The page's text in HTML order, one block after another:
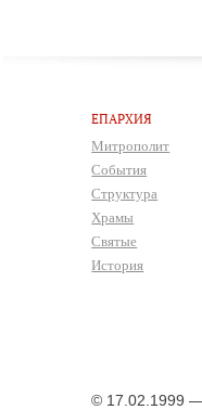
ЕПАРХИЯ
Митрополит
События
Структура
Храмы
Святые
История
© 17.02.1999